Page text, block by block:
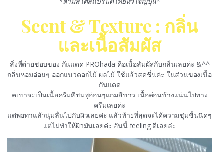
Scent & Texture : กลิ่น
และเนื้อสัมผัส
สิ่งที่ต่ายชอบของ กันแดด PROhada คือเนื้อสัมผัสกับกลิ่นเลยค่ะ &^^
กลิ่นหอมอ่อนๆ ออกแนวดอกไม้ ผลไม้ ใช้แล้วสดชื่นค่ะ ในส่วนของเนื้อ
กันแดด
ฅเขาจะเป็นเนื้อครีมสีชมพูอ่อนๆแกมสีขาว เนื้อค่อนข้างแน่นไปทาง
ครีมเลยค่ะ
แต่พอทาแล้วนุ่มลื่นไปกับผิวเลยค่ะ แล้วท้ายที่สุดจะได้ความชุ่มชื้นนิดๆ
แต่ไม่ทำให้ผิวมันเลยค่ะ อันนี้ feeling ดีเลยล่ะ